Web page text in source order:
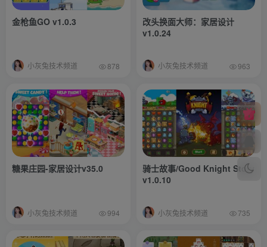
金枪鱼GO v1.0.3
小灰兔技术频道 878
改头换面大师：家居设计
v1.0.24
小灰兔技术频道 963
糖果庄园-家居设计v35.0
小灰兔技术频道 994
骑士故事/Good Knight Story
v1.0.10
小灰兔技术频道 735